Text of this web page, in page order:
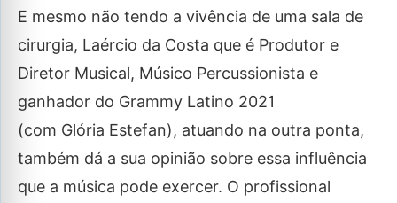
E mesmo não tendo a vivência de uma sala de
cirurgia, Laércio da Costa que é Produtor e
Diretor Musical, Músico Percussionista e
ganhador do Grammy Latino 2021
(com Glória Estefan), atuando na outra ponta,
também dá a sua opinião sobre essa influência
que a música pode exercer. O profissional